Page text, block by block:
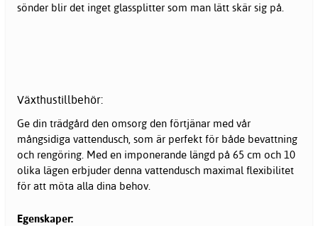
sönder blir det inget glassplitter som man lätt skär sig på.
Växthustillbehör:
Ge din trädgård den omsorg den förtjänar med vår
mångsidiga vattendusch, som är perfekt för både bevattning
och rengöring. Med en imponerande längd på 65 cm och 10
olika lägen erbjuder denna vattendusch maximal flexibilitet
för att möta alla dina behov.
Egenskaper: